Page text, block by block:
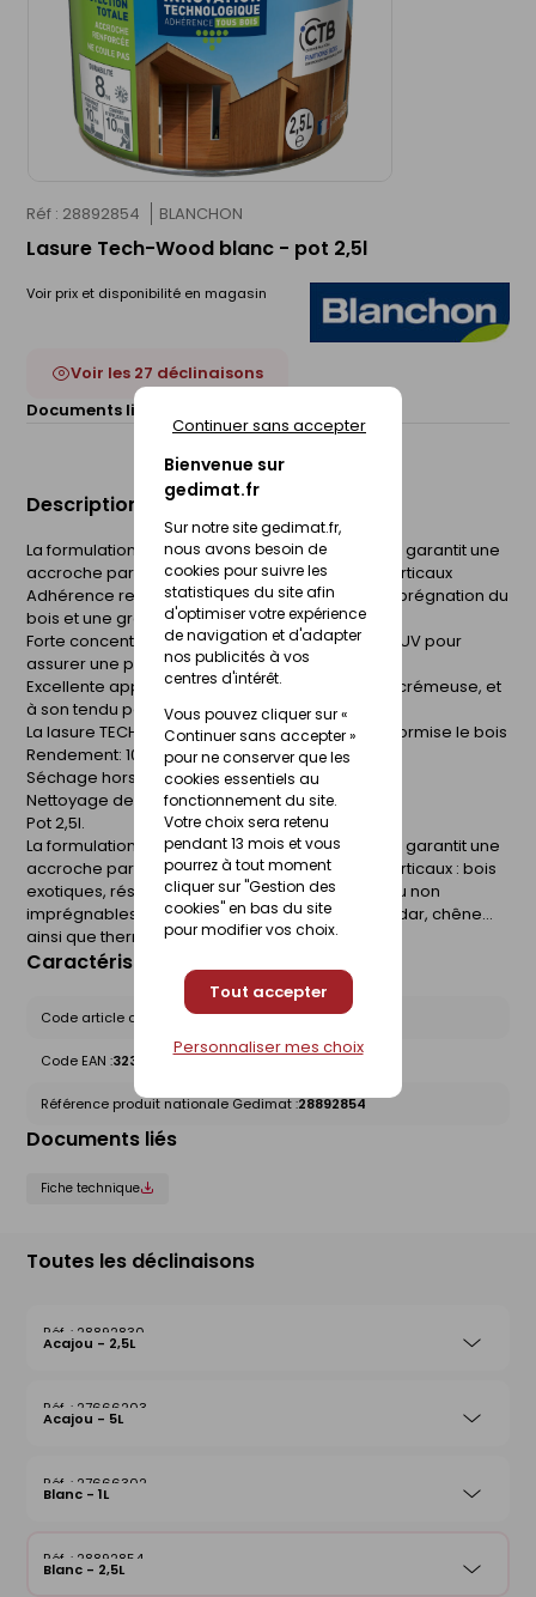
Bienvenue sur
gedimat.fr
Sur notre site gedimat.fr,
nous avons besoin de
cookies pour suivre les
statistiques du site afin
d'optimiser votre expérience
de navigation et d'adapter
nos publicités à vos
centres d'intérêt.
Vous pouvez cliquer sur «
Continuer sans accepter »
pour ne conserver que les
cookies essentiels au
fonctionnement du site.
Votre choix sera retenu
pendant 13 mois et vous
pourrez à tout moment
cliquer sur "Gestion des
cookies" en bas du site
pour modifier vos choix.
Tout accepter
Continuer sans accepter
Personnaliser mes choix
Réf : 28892854 BLANCHON
Lasure Tech-Wood blanc - pot 2,5l
Voir prix et disponibilité en magasin
Voir les 27 déclinaisons
Documents liés :
Description du produit
La formulation unique de la lasure TECH-WOOD® garantit une
accroche parfaite sur tous les bois extérieurs verticaux
Adhérence renforcée grâce à une meilleure imprégnation du
bois et une grande souplesse du film protecteur
Forte concentration en pigments et agents Anti-UV pour
assurer une protection longue durée
Excellente applicabilité grâce à sa consistance crémeuse, et
à son tendu parfait
La lasure TECH-WOOD® protège, embellit et uniformise le bois
Rendement: 10-14 m²/L/couche
Séchage hors poussières : 1 heure environ
Nettoyage des ustensiles : avec de l'eau
Pot 2,5l.
La formulation unique de la lasure TECH-WOOD® garantit une
accroche parfaite sur tous les bois extérieurs verticaux : bois
exotiques, résineux ou tendres, y compris peu ou non
imprégnables tels que mélèze, douglas, red cedar, chêne...
ainsi que thermotraités et autoclavés.
Caractéristiques du produit
Code article chez le fournisseur :01220864
Code EAN :3239911220864
Référence produit nationale Gedimat :28892854
Documents liés
Fiche technique
Toutes les déclinaisons
28892830
Acajou - 2,5L
27666203
Acajou - 5L
27666302
Blanc - 1L
28892854
Blanc - 2,5L